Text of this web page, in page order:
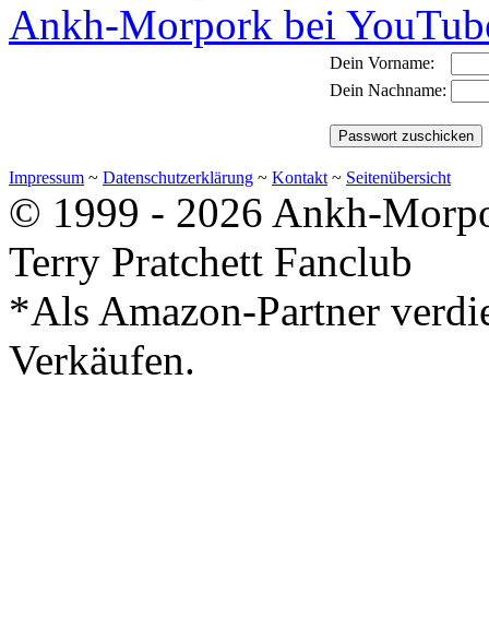
Ankh-Morpork bei
Dein Vorname:
Dein Nachname:
Impressum ~ Datenschutzerklärung ~ Kontakt ~ Seitenübersicht
© 1999 - 2026 Ankh-
Terry Pratchett Fanclub
*Als Amazon-Partner
Verkäufen.